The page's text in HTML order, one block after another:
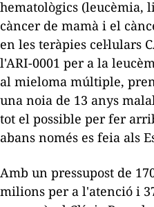
hematològics (leucèmia,
càncer de mamà i el
en les teràpies cel·lulars
l'ARI-0001 per a la
al mieloma múltiple,
una noia de 13 anys
tot el possible per fer
abans només es feia als
Amb un pressupost de
milions per a l'atenció i